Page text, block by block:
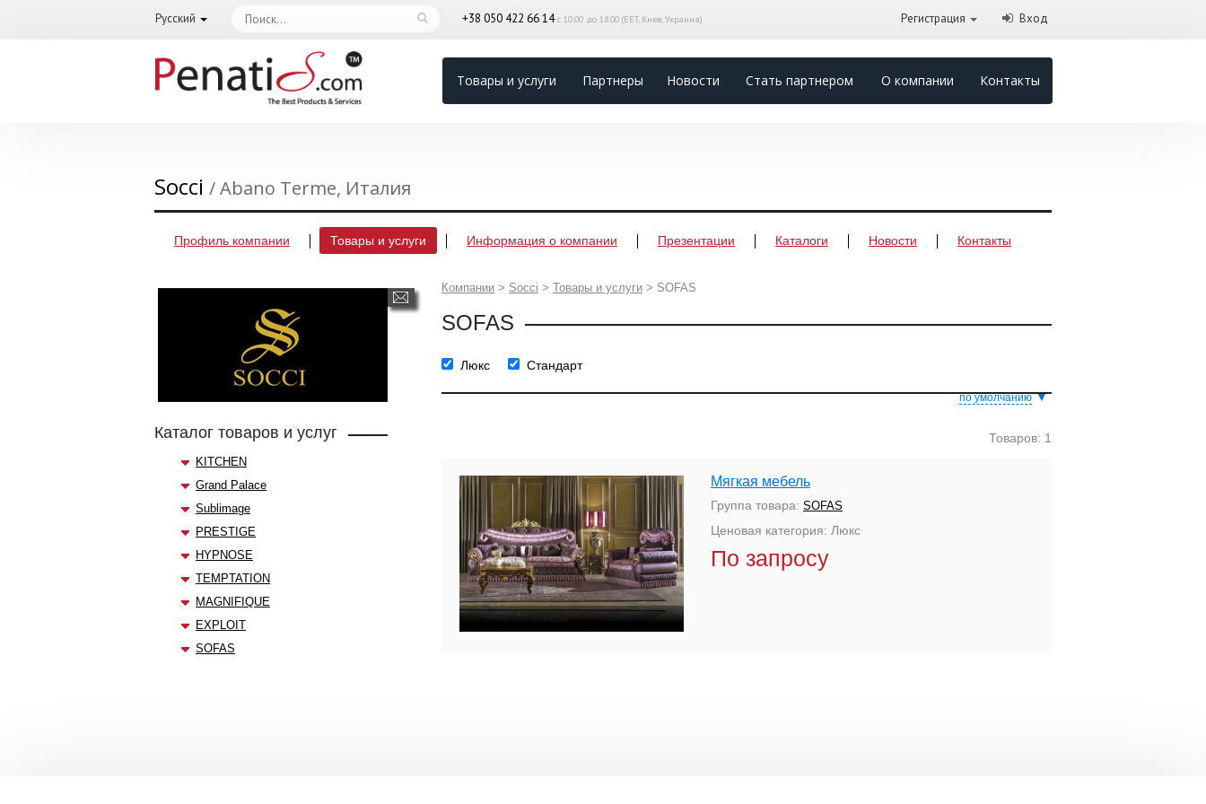
Русский +38 050 422 66 14с 10.00 до 18.00 (EET, Киев, Украина) Регистрация Вход
Товары и услуги Партнеры Новости Стать партнером О компании Контакты
Socci / Abano Terme, Италия
Профиль компании Товары и услуги Информация о компании Презентации Каталоги Новости Контакты
Каталог товаров и услуг
KITCHEN
Grand Palace
Sublimage
PRESTIGE
HYPNOSE
TEMPTATION
МAGNIFIQUE
EXPLOIT
SOFAS
Компании > Socci > Товары и услуги > SOFAS
SOFAS
по умолчанию▼
Люкс Стандарт
Товаров: 1
Мягкая мебель
Группа товара: SOFAS
Ценовая категория: Люкс
По запросу